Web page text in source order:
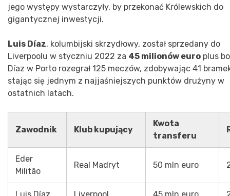
jego występy wystarczyły, by przekonać Królewskich do
gigantycznej inwestycji.
Luis Díaz, kolumbijski skrzydłowy, został sprzedany do
Liverpoolu w styczniu 2022 za 45 milionów euro plus
Díaz w Porto rozegrał 125 meczów, zdobywając 41
stając się jednym z najjaśniejszych punktów drużyny w
ostatnich latach.
Zawodnik Klub kupujący
Kwota
transferu
Eder
Militão
Real Madryt 50 mln euro